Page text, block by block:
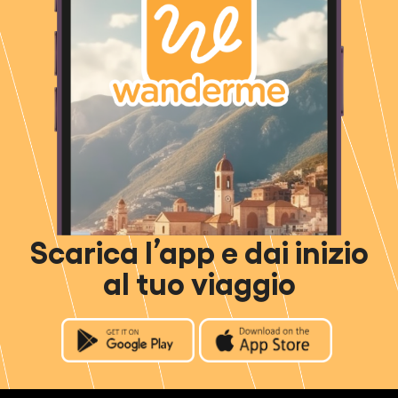
Scarica l’app e dai inizio
al tuo viaggio